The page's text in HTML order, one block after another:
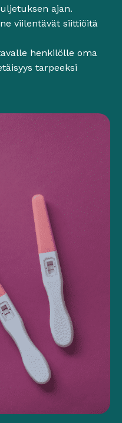
ajan.
viilentävät siittiöitä
henkilölle oma
tarpeeksi